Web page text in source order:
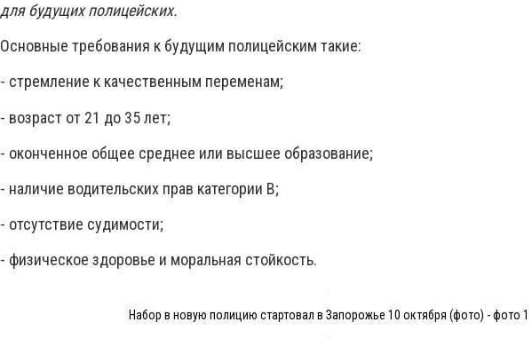
для будущих полицейских.
Основные требования к будущим полицейским такие:
- стремление к качественным переменам;
- возраст от 21 до 35 лет;
- оконченное общее среднее или высшее образование;
- наличие водительских прав категории В;
- отсутствие судимости;
- физическое здоровье и моральная стойкость.
Набор в новую полицию стартовал в Запорожье 10 октября (фото) - фото 1